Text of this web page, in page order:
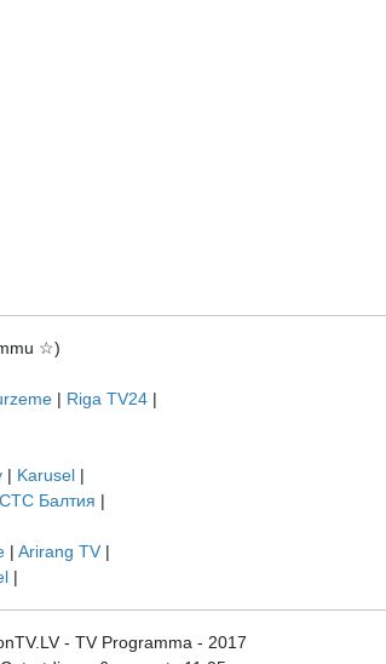
☆)
| Riga TV24 |
| Karusel |
СТС Балтия |
| Arirang TV |
|
- TV Programma - 2017